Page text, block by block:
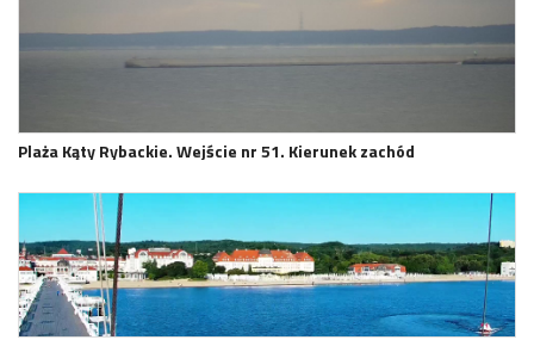
Plaża Kąty Rybackie. Wejście nr 51. Kierunek zachód